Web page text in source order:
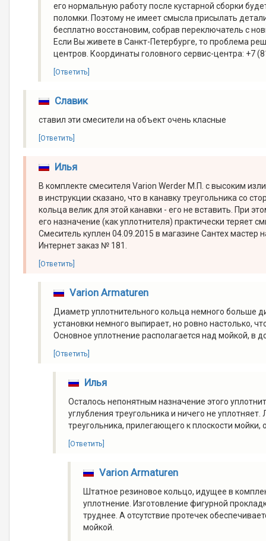
его нормальную работу после кустарной сборки
поломки. Поэтому не имеет смысла присылать
бесплатно восстановим, собрав переключатель с
Если Вы живете в Санкт-Петербурге, то проблема
центров. Координаты головного сервис-центра: +7
[Ответить]
Славик
ставил эти смесители на объект очень класные
[Ответить]
Илья
В комплекте смесителя Varion Werder М.П. с высоким
в инструкции сказано, что в канавку треугольника со
кольца велик для этой канавки - его не вставить. При
его назначение (как уплотнителя) практически теряет
Смеситель куплен 04.09.2015 в магазине Сантех мастер
Интернет заказ № 181.
[Ответить]
Varion Armaturen
Диаметр уплотнительного кольца немного больше
установки немного выпирает, но ровно настолько,
Основное уплотнение располагается над мойкой, в
[Ответить]
Илья
Осталось непонятным назначение этого
углубления треугольника и ничего не
треугольника, прилегающего к плоскости
[Ответить]
Varion Armaturen
Штатное резиновое кольцо, идущее в
уплотнение. Изготовление фигурной
труднее. А отсутствие протечек
мойкой.